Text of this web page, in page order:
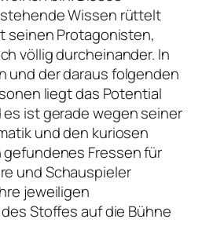
Wissen rüttelt
seinen Protagonisten,
völlig durcheinander. In
und der daraus folgenden
liegt das Potential
ist gerade wegen seiner
und den kuriosen
gefundenes Fressen für
und Schauspieler
jeweiligen
Stoffes auf die Bühne